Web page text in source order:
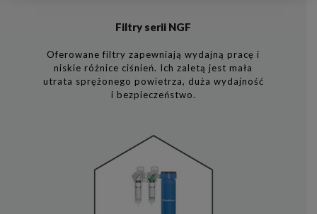
Filtry serii NGF
Oferowane filtry zapewniają wydajną pracę i
niskie różnice ciśnień. Ich zaletą jest mała
utrata sprężonego powietrza, duża wydajność
i bezpieczeństwo.